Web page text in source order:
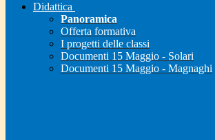
Didattica
Panoramica
Offerta formativa
I progetti delle classi
Documenti 15 Maggio - Solari
Documenti 15 Maggio - Magnaghi